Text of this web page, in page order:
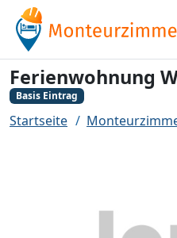
Ferienwohnung
Basis Eintrag
Startseite